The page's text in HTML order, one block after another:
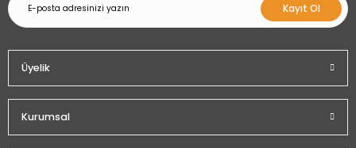
Kayıt Ol
Üyelik
Kurumsal